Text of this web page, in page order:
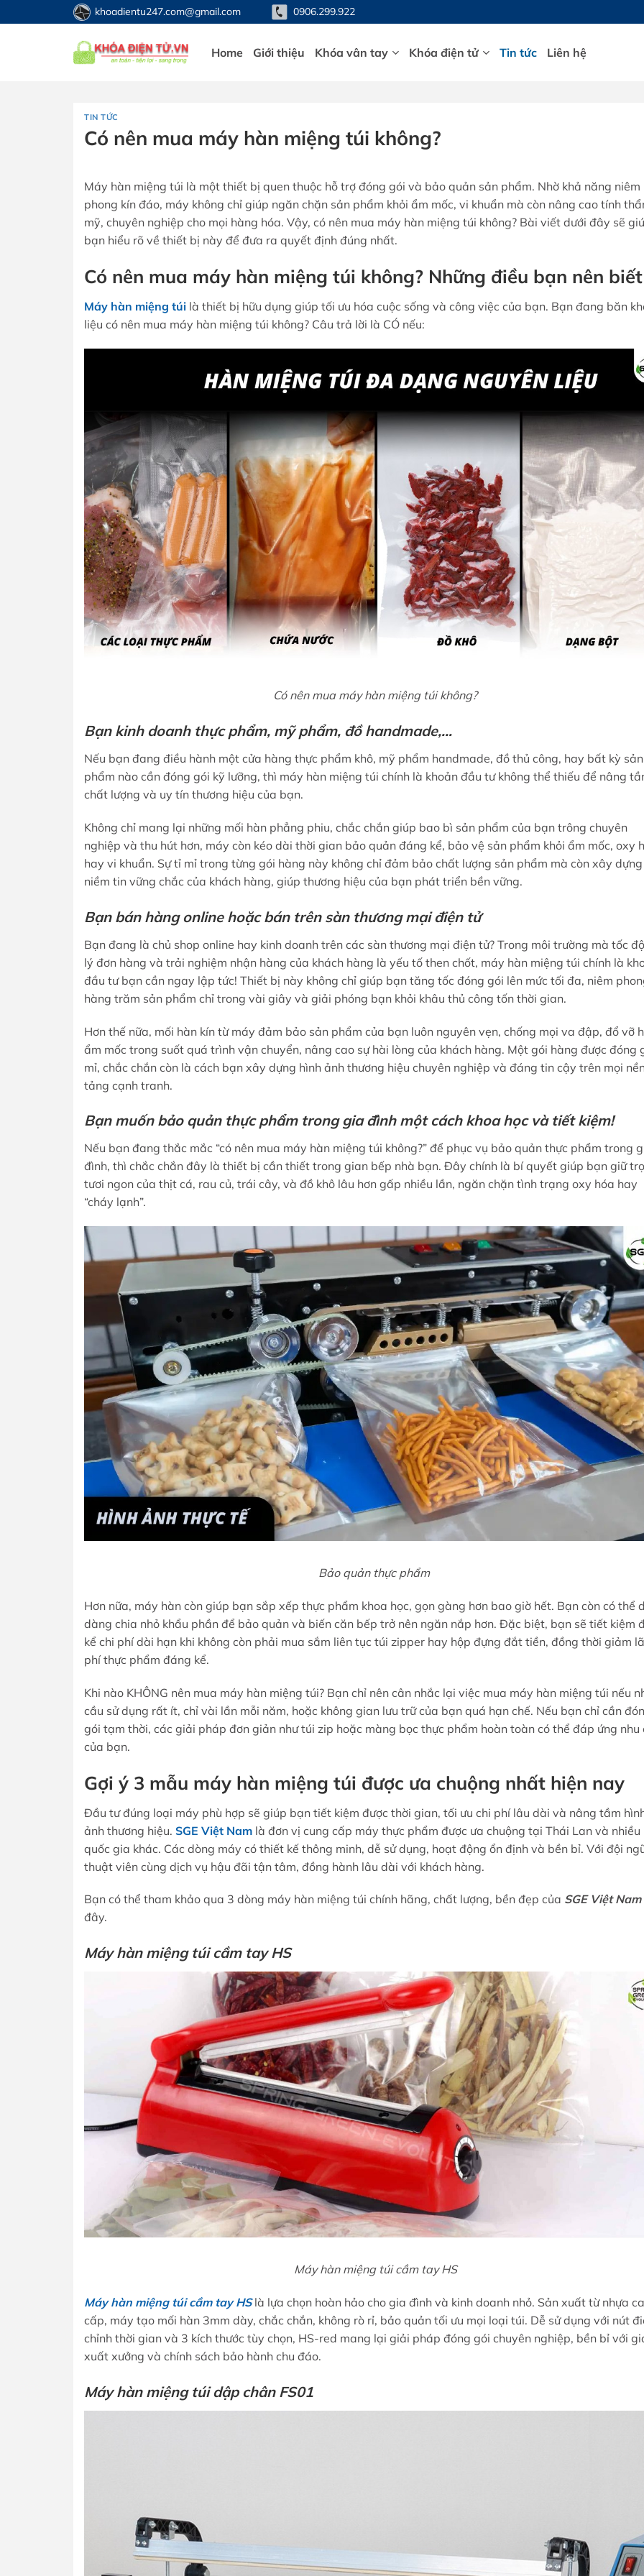
qua
khoadientu247.com@gmail.com 0906.299.922
Home Giới thiệu Khóa vân tay Khóa điện tử Tin tức Liên hệ
TIN TỨC
Có nên mua máy hàn miệng túi không?
Máy hàn miệng túi là một thiết bị quen thuộc hỗ trợ đóng gói và bảo quản sản phẩm. Nhờ khả năng niêm
phong kín đáo, máy không chỉ giúp ngăn chặn sản phẩm khỏi ẩm mốc, vi khuẩn mà còn nâng cao tính
mỹ, chuyên nghiệp cho mọi hàng hóa. Vậy, có nên mua máy hàn miệng túi không? Bài viết dưới đây sẽ
bạn hiểu rõ về thiết bị này để đưa ra quyết định đúng nhất.
Có nên mua máy hàn miệng túi không? Những điều bạn nên biết
Máy hàn miệng túi là thiết bị hữu dụng giúp tối ưu hóa cuộc sống và công việc của bạn. Bạn đang băn
liệu có nên mua máy hàn miệng túi không? Câu trả lời là CÓ nếu:
Có nên mua máy hàn miệng túi không?
Bạn kinh doanh thực phẩm, mỹ phẩm, đồ handmade,…
Nếu bạn đang điều hành một cửa hàng thực phẩm khô, mỹ phẩm handmade, đồ thủ công, hay bất kỳ sản
phẩm nào cần đóng gói kỹ lưỡng, thì máy hàn miệng túi chính là khoản đầu tư không thể thiếu để nâng
chất lượng và uy tín thương hiệu của bạn.
Không chỉ mang lại những mối hàn phẳng phiu, chắc chắn giúp bao bì sản phẩm của bạn trông chuyên
nghiệp và thu hút hơn, máy còn kéo dài thời gian bảo quản đáng kể, bảo vệ sản phẩm khỏi ẩm mốc, oxy
hay vi khuẩn. Sự tỉ mỉ trong từng gói hàng này không chỉ đảm bảo chất lượng sản phẩm mà còn xây dựng
niềm tin vững chắc của khách hàng, giúp thương hiệu của bạn phát triển bền vững.
Bạn bán hàng online hoặc bán trên sàn thương mại điện tử
Bạn đang là chủ shop online hay kinh doanh trên các sàn thương mại điện tử? Trong môi trường mà tốc
lý đơn hàng và trải nghiệm nhận hàng của khách hàng là yếu tố then chốt, máy hàn miệng túi chính là
đầu tư bạn cần ngay lập tức! Thiết bị này không chỉ giúp bạn tăng tốc đóng gói lên mức tối đa, niêm
hàng trăm sản phẩm chỉ trong vài giây và giải phóng bạn khỏi khâu thủ công tốn thời gian.
Hơn thế nữa, mối hàn kín từ máy đảm bảo sản phẩm của bạn luôn nguyên vẹn, chống mọi va đập, đổ vỡ
ẩm mốc trong suốt quá trình vận chuyển, nâng cao sự hài lòng của khách hàng. Một gói hàng được đóng
mỉ, chắc chắn còn là cách bạn xây dựng hình ảnh thương hiệu chuyên nghiệp và đáng tin cậy trên mọi
tảng cạnh tranh.
Bạn muốn bảo quản thực phẩm trong gia đình một cách khoa học và tiết kiệm!
Nếu bạn đang thắc mắc “có nên mua máy hàn miệng túi không?” để phục vụ bảo quản thực phẩm trong
đình, thì chắc chắn đây là thiết bị cần thiết trong gian bếp nhà bạn. Đây chính là bí quyết giúp bạn giữ
tươi ngon của thịt cá, rau củ, trái cây, và đồ khô lâu hơn gấp nhiều lần, ngăn chặn tình trạng oxy hóa hay
“cháy lạnh”.
Bảo quản thực phẩm
Hơn nữa, máy hàn còn giúp bạn sắp xếp thực phẩm khoa học, gọn gàng hơn bao giờ hết. Bạn còn có thể
dàng chia nhỏ khẩu phần để bảo quản và biến căn bếp trở nên ngăn nắp hơn. Đặc biệt, bạn sẽ tiết kiệm
kể chi phí dài hạn khi không còn phải mua sắm liên tục túi zipper hay hộp đựng đắt tiền, đồng thời giảm
phí thực phẩm đáng kể.
Khi nào KHÔNG nên mua máy hàn miệng túi? Bạn chỉ nên cân nhắc lại việc mua máy hàn miệng túi nếu
cầu sử dụng rất ít, chỉ vài lần mỗi năm, hoặc không gian lưu trữ của bạn quá hạn chế. Nếu bạn chỉ cần
gói tạm thời, các giải pháp đơn giản như túi zip hoặc màng bọc thực phẩm hoàn toàn có thể đáp ứng nhu
của bạn.
Gợi ý 3 mẫu máy hàn miệng túi được ưa chuộng nhất hiện nay
Đầu tư đúng loại máy phù hợp sẽ giúp bạn tiết kiệm được thời gian, tối ưu chi phí lâu dài và nâng tầm
ảnh thương hiệu. SGE Việt Nam là đơn vị cung cấp máy thực phẩm được ưa chuộng tại Thái Lan và nhiều
quốc gia khác. Các dòng máy có thiết kế thông minh, dễ sử dụng, hoạt động ổn định và bền bỉ. Với đội
thuật viên cùng dịch vụ hậu đãi tận tâm, đồng hành lâu dài với khách hàng.
Bạn có thể tham khảo qua 3 dòng máy hàn miệng túi chính hãng, chất lượng, bền đẹp của SGE Việt Nam
đây.
Máy hàn miệng túi cầm tay HS
Máy hàn miệng túi cầm tay HS
Máy hàn miệng túi cầm tay HSlà lựa chọn hoàn hảo cho gia đình và kinh doanh nhỏ. Sản xuất từ nhựa
cấp, máy tạo mối hàn 3mm dày, chắc chắn, không rò rỉ, bảo quản tối ưu mọi loại túi. Dễ sử dụng với nút
chỉnh thời gian và 3 kích thước tùy chọn, HS-red mang lại giải pháp đóng gói chuyên nghiệp, bền bỉ với
xuất xưởng và chính sách bảo hành chu đáo.
Máy hàn miệng túi dập chân FS01